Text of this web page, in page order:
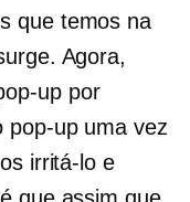
que temos na
Agora,
uppor
pop-upuma vez
irritá-lo e